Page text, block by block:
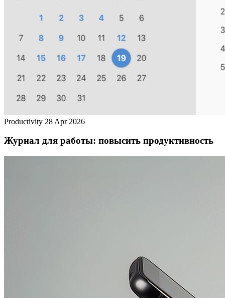
Productivity 28 Apr 2026
Журнал для работы: повысить продуктивность